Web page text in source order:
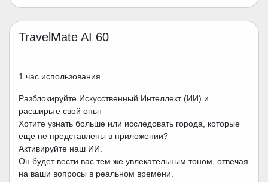
TravelMate AI 60
1 час использования
Разблокируйте Искусственный Интеллект (ИИ) и
расширьте свой опыт
Хотите узнать больше или исследовать города, которые
еще не представлены в приложении?
Активируйте наш ИИ.
Он будет вести вас тем же увлекательным тоном, отвечая
на ваши вопросы в реальном времени.